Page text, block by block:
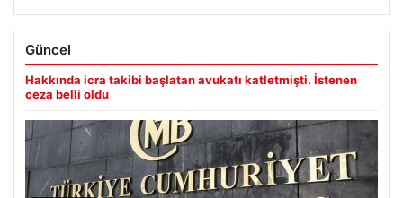
Güncel
Hakkında icra takibi başlatan avukatı katletmişti. İstenen
ceza belli oldu